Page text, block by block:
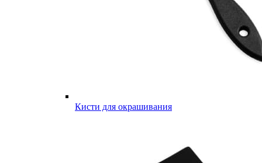
Кисти для окрашивания